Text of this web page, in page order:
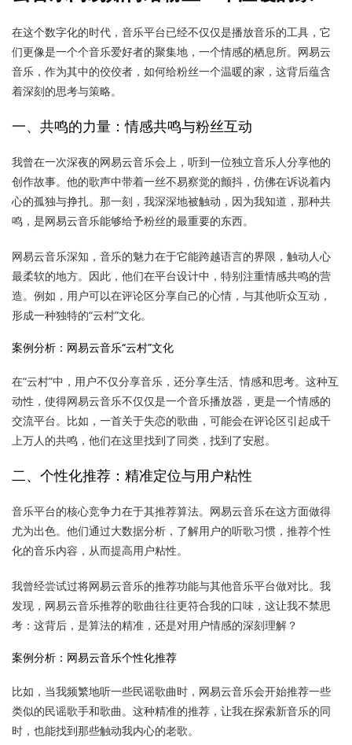
在这个数字化的时代，音乐平台已经不仅仅是播放音乐的工具，它
们更像是一个个音乐爱好者的聚集地，一个情感的栖息所。网易云
音乐，作为其中的佼佼者，如何给粉丝一个温暖的家，这背后蕴含
着深刻的思考与策略。
一、共鸣的力量：情感共鸣与粉丝互动
我曾在一次深夜的网易云音乐会上，听到一位独立音乐人分享他的
创作故事。他的歌声中带着一丝不易察觉的颤抖，仿佛在诉说着内
心的孤独与挣扎。那一刻，我深深地被触动，因为我知道，那种共
鸣，是网易云音乐能够给予粉丝的最重要的东西。
网易云音乐深知，音乐的魅力在于它能跨越语言的界限，触动人心
最柔软的地方。因此，他们在平台设计中，特别注重情感共鸣的营
造。例如，用户可以在评论区分享自己的心情，与其他听众互动，
形成一种独特的“云村”文化。
案例分析：网易云音乐“云村”文化
在“云村”中，用户不仅分享音乐，还分享生活、情感和思考。这种互
动性，使得网易云音乐不仅仅是一个音乐播放器，更是一个情感的
交流平台。比如，一首关于失恋的歌曲，可能会在评论区引起成千
上万人的共鸣，他们在这里找到了同类，找到了安慰。
二、个性化推荐：精准定位与用户粘性
音乐平台的核心竞争力在于其推荐算法。网易云音乐在这方面做得
尤为出色。他们通过大数据分析，了解用户的听歌习惯，推荐个性
化的音乐内容，从而提高用户粘性。
我曾经尝试过将网易云音乐的推荐功能与其他音乐平台做对比。我
发现，网易云音乐推荐的歌曲往往更符合我的口味，这让我不禁思
考：这背后，是算法的精准，还是对用户情感的深刻理解？
案例分析：网易云音乐个性化推荐
比如，当我频繁地听一些民谣歌曲时，网易云音乐会开始推荐一些
类似的民谣歌手和歌曲。这种精准的推荐，让我在探索新音乐的同
时，也能找到那些触动我内心的老歌。